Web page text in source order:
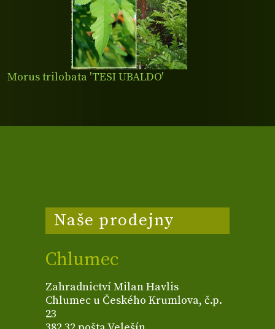
Morus trilobata 'TESI UBALDO'
Naše prodejny
Chlumec
Zahradnictví Milan Havlis
Chlumec u Českého Krumlova, č.p.
23